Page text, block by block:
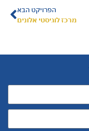
הפרויקט הבא
מרכז לוגיסטי אלונים